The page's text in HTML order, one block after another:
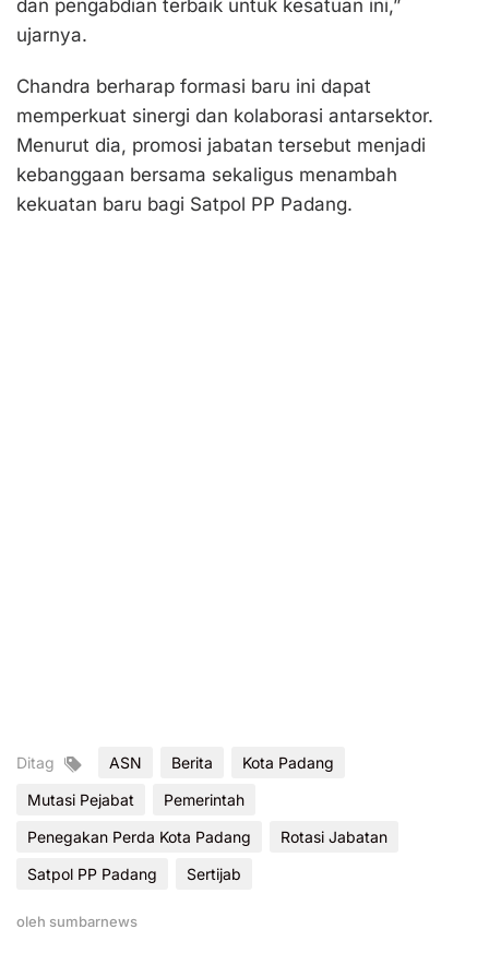
dan pengabdian terbaik untuk kesatuan ini,”
ujarnya.
Chandra berharap formasi baru ini dapat
memperkuat sinergi dan kolaborasi antarsektor.
Menurut dia, promosi jabatan tersebut menjadi
kebanggaan bersama sekaligus menambah
kekuatan baru bagi Satpol PP Padang.
Ditag ASN Berita
Kota Padang
Mutasi Pejabat
Pemerintah
Penegakan Perda Kota Padang
Rotasi Jabatan
Satpol PP Padang
Sertijab
oleh sumbarnews